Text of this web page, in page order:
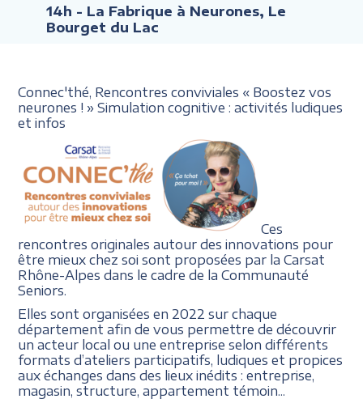
14h - La Fabrique à Neurones, Le
Bourget du Lac
Connec'thé, Rencontres conviviales « Boostez vos
neurones ! » Simulation cognitive : activités ludiques
et infos
Ces
rencontres originales autour des innovations pour
être mieux chez soi sont proposées par la Carsat
Rhône-Alpes dans le cadre de la Communauté
Seniors.
Elles sont organisées en 2022 sur chaque
département afin de vous permettre de découvrir
un acteur local ou une entreprise selon différents
formats d’ateliers participatifs, ludiques et propices
aux échanges dans des lieux inédits : entreprise,
magasin, structure, appartement témoin...